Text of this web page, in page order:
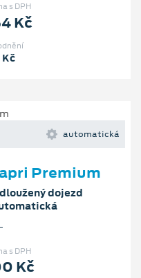
s DPH
Kč
automatická
Premium
dojezd
s DPH
Kč